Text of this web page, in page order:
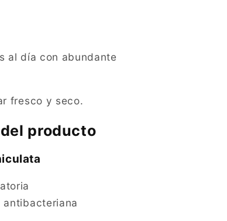
al día con abundante
fresco y seco.
producto